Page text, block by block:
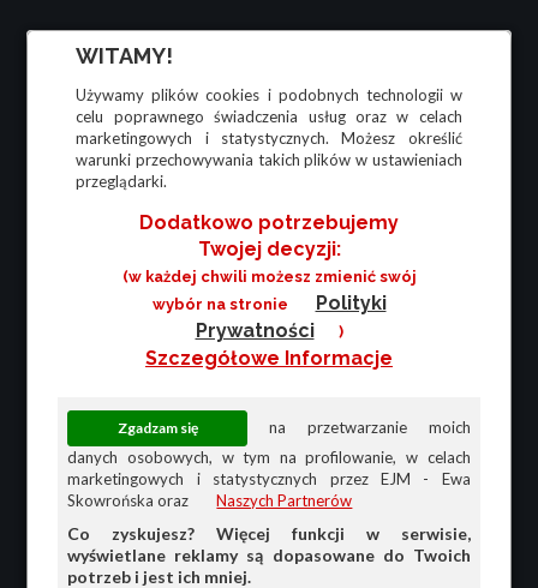
WITAMY!
Używamy plików cookies i podobnych technologii w
celu poprawnego świadczenia usług oraz w celach
marketingowych i statystycznych. Możesz określić
warunki przechowywania takich plików w ustawieniach
przeglądarki.
Dodatkowo potrzebujemy
Twojej decyzji:
(w każdej chwili możesz zmienić swój
wybór na stronie
Polityki
Prywatności
)
Szczegółowe Informacje
na przetwarzanie moich
danych osobowych, w tym na profilowanie, w celach
marketingowych i statystycznych przez EJM - Ewa
Skowrońska oraz
Naszych Partnerów
Co zyskujesz? Więcej funkcji w serwisie,
wyświetlane reklamy są dopasowane do Twoich
potrzeb i jest ich mniej.